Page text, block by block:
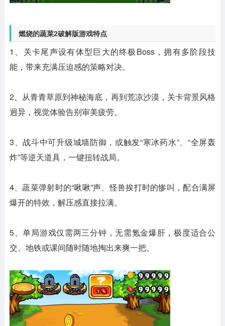
燃烧的蔬菜2破解版游戏特点
1、关卡尾声设有体型巨大的终极Boss，拥有多阶段技
能，带来充满压迫感的策略对决。
2、从青青草原到神秘海底，再到荒凉沙漠，关卡背景风格
迥异，视觉体验告别审美疲劳。
3、战斗中可升级城墙防御，或触发“寒冰药水”、“全屏轰
炸”等逆天道具，一键扭转战局。
4、蔬菜弹射时的“啾啾”声、怪兽挨打时的惨叫，配合满屏
爆开的特效，解压感直接拉满。
5、单局游戏仅需两三分钟，无需氪金爆肝，极度适合公
交、地铁或课间随时随地掏出来爽一把。